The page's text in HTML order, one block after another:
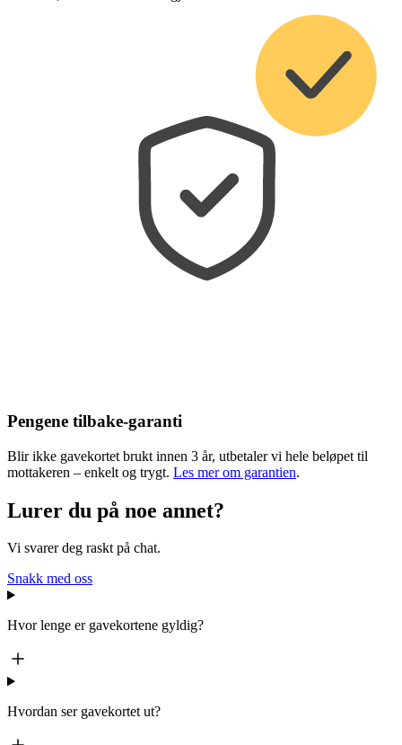
Pengene tilbake-garanti
Blir ikke gavekortet brukt innen 3 år, utbetaler vi hele beløpet til
mottakeren – enkelt og trygt. Les mer om garantien.
Lurer du på noe annet?
Vi svarer deg raskt på chat.
Snakk med oss
Hvor lenge er gavekortene gyldig?
Hvordan ser gavekortet ut?